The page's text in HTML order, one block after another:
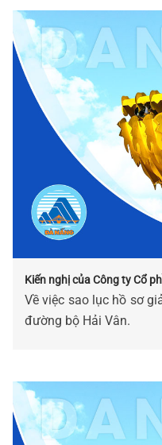
Kiến nghị của Công ty Cổ
Về việc sao lục hồ sơ
đường bộ Hải Vân.